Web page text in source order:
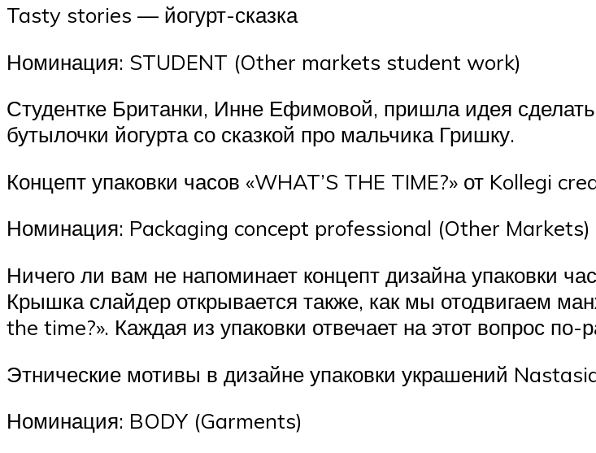
Tasty stories — йогурт-сказка
Номинация: STUDENT (Other markets student work)
Студентке Британки, Инне Ефимовой, пришла идея
бутылочки йогурта со сказкой про мальчика Гришку.
Концепт упаковки часов «WHAT’S THE TIME?» от Kollegi
Номинация: Packaging concept professional (Other Markets)
Ничего ли вам не напоминает концепт дизайна упаковки
Крышка слайдер открывается также, как мы отодвигаем
the time?». Каждая из упаковки отвечает на этот вопрос по-
Этнические мотивы в дизайне упаковки украшений
Номинация: BODY (Garments)